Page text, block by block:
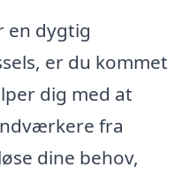
en dygtig
er du kommet
dig med at
fra
dine behov,